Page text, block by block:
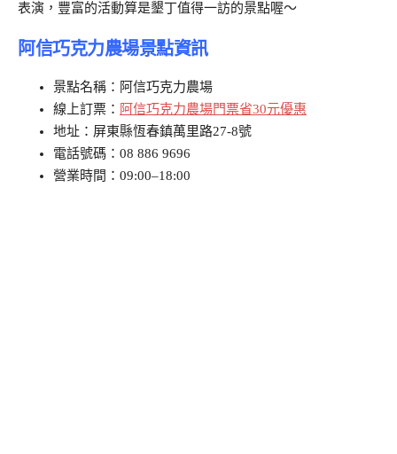
表演，豐富的活動算是墾丁值得一訪的景點喔～
阿信巧克力農場景點資訊
景點名稱：阿信巧克力農場
線上訂票： 阿信巧克力農場門票省30元優惠
地址：屏東縣恆春鎮萬里路27-8號
電話號碼：08 886 9696
營業時間：09:00–18:00